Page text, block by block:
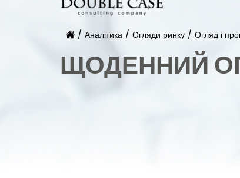
/ Аналітика / Огляди ринку / Огляд і
ЩОДЕННИЙ